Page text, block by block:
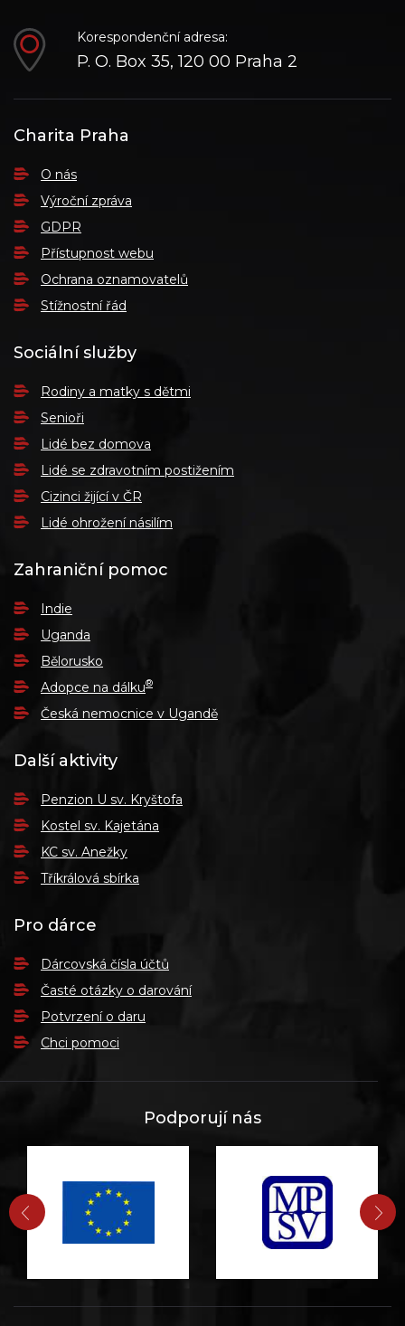
Korespondenční adresa:
P. O. Box 35, 120 00 Praha 2
Charita Praha
O nás
Výroční zpráva
GDPR
Přístupnost webu
Ochrana oznamovatelů
Stížnostní řád
Sociální služby
Rodiny a matky s dětmi
Senioři
Lidé bez domova
Lidé se zdravotním postižením
Cizinci žijící v ČR
Lidé ohrožení násilím
Zahraniční pomoc
Indie
Uganda
Bělorusko
Adopce na dálku®
Česká nemocnice v Ugandě
Další aktivity
Penzion U sv. Kryštofa
Kostel sv. Kajetána
KC sv. Anežky
Tříkrálová sbírka
Pro dárce
Dárcovská čísla účtů
Časté otázky o darování
Potvrzení o daru
Chci pomoci
Podporují nás
PŘEDCHOZÍ